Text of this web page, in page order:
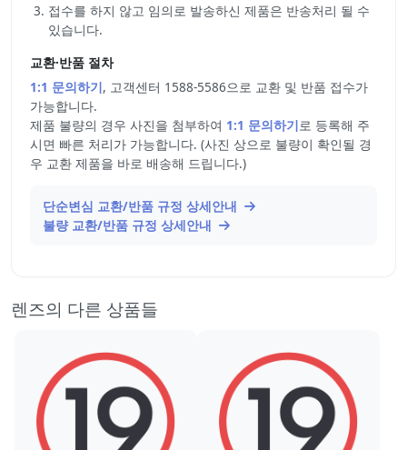
접수를 하지 않고 임의로 발송하신 제품은 반송처리 될 수
있습니다.
교환·반품 절차
1:1 문의하기, 고객센터 1588-5586으로 교환 및 반품 접수가
가능합니다.
제품 불량의 경우 사진을 첨부하여 1:1 문의하기로 등록해 주
시면 빠른 처리가 가능합니다. (사진 상으로 불량이 확인될 경
우 교환 제품을 바로 배송해 드립니다.)
단순변심 교환/반품 규정 상세안내
불량 교환/반품 규정 상세안내
렌즈의 다른 상품들